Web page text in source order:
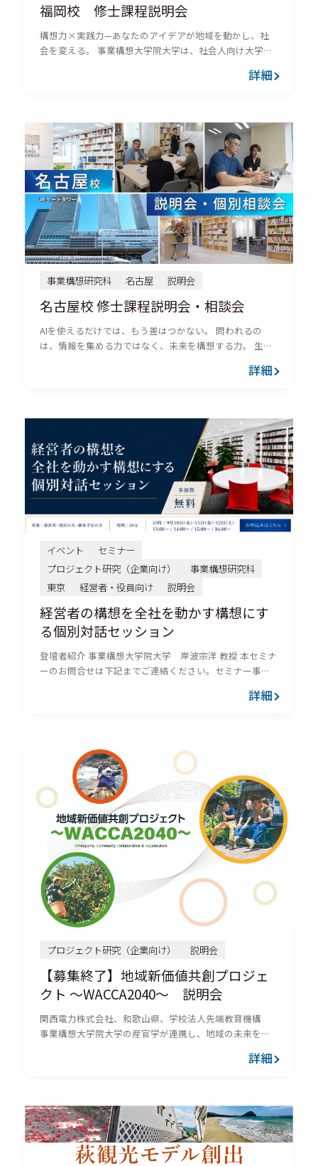
福岡校 修士課程説明会
構想力×実践力—あなたのアイデアが地域を動かし、社
会を変える。 事業構想大学院大学は、社会人向け大学院
域の課題を解決したいという意志を持つ人が、構想力と
詳細
事業構想研究科 名古屋 説明会
名古屋校 修士課程説明会・相談会
AIを使えるだけでは、もう差はつかない。 問われるの
は、情報を集める力ではなく、未来を構想する力。 生成
しは、これまで以上に速く、効率的になりました。 しか
詳細
イベント
セミナー
プロジェクト研究（企業向け）
事業構想研究科
東京
経営者・役員向け 説明会
経営者の構想を全社を動かす構想にす
る個別対話セッション
登壇者紹介 事業構想大学院大学 岸波宗洋 教授 本セミナ
ーのお問合せは下記までご連絡ください。セミナー事務
詳細
プロジェクト研究（企業向け） 説明会
【募集終了】地域新価値共創プロジェ
クト ～WACCA2040～ 説明会
関西電力株式会社、和歌山県、学校法人先端教育機構
事業構想大学院大学の産官学が連携し、地域の未来を担
WACCA2040～」を実施します。本プロジェクトでは、参
詳細